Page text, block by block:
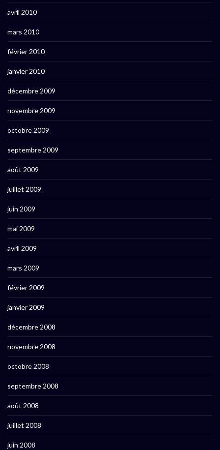
avril 2010
mars 2010
février 2010
janvier 2010
décembre 2009
novembre 2009
octobre 2009
septembre 2009
août 2009
juillet 2009
juin 2009
mai 2009
avril 2009
mars 2009
février 2009
janvier 2009
décembre 2008
novembre 2008
octobre 2008
septembre 2008
août 2008
juillet 2008
juin 2008